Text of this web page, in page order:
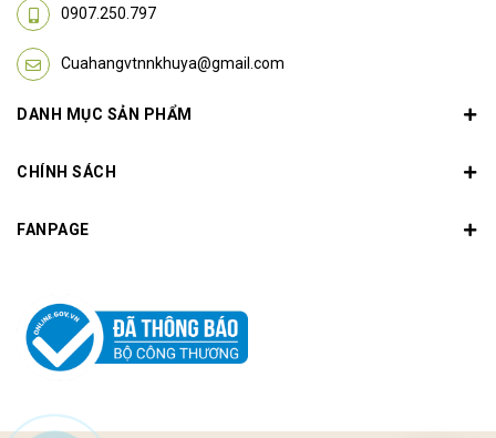
0907.250.797
Cuahangvtnnkhuya@gmail.com
DANH MỤC SẢN PHẨM
CHÍNH SÁCH
FANPAGE